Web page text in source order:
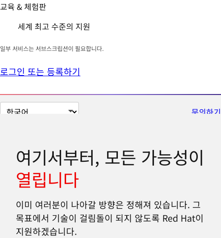
교육 & 체험판
세계 최고 수준의 지원
일부 서비스는 서브스크립션이 필요합니다.
로그인 또는 등록하기
페
문의하기
여기서부터, 모든 가능성이
열립니다
이미 여러분이 나아갈 방향은 정해져 있습니다. 그
목표에서 기술이 걸림돌이 되지 않도록 Red Hat이
지원하겠습니다.